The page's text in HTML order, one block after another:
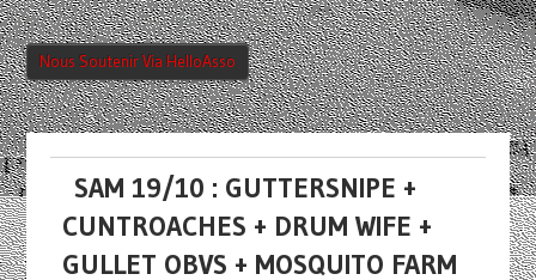
Nous Soutenir Via HelloAsso
SAM 19/10 : GUTTERSNIPE +
CUNTROACHES + DRUM WIFE +
GULLET OBVS + MOSQUITO FARM